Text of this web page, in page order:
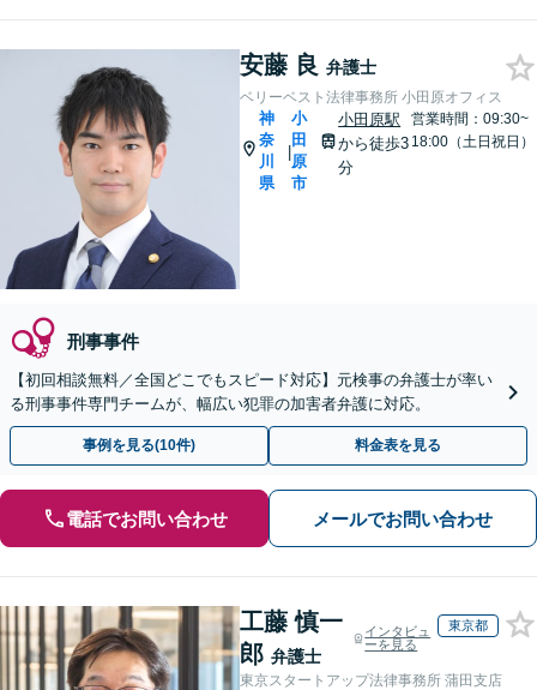
安藤 良 弁護士
ベリーベスト法律事務所 小田原オフィス
神
奈
川
県
|
小
田
原
市
小田原駅
から徒歩3
分
営業時間：09:30~
18:00（土日祝日）
刑事事件
【初回相談無料／全国どこでもスピード対応】元検事の弁護士が率い
る刑事事件専門チームが、幅広い犯罪の加害者弁護に対応。
事例を見る(10件) 料金表を見る
電話でお問い合わせ メールでお問い合わせ
工藤 慎一
郎 弁護士
インタビュ
ーを見る
東京都
東京スタートアップ法律事務所 蒲田支店